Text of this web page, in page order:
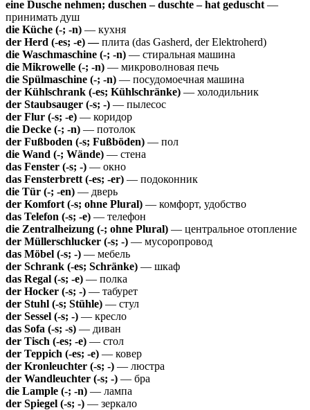
eine Dusche nehmen; duschen – duschte – hat geduscht —
принимать душ
die Küche (-; -n) — кухня
der Herd (-es; -e) —плита (das Gasherd, der Elektroherd)
die Waschmaschine (-; -n) — стиральная машина
die Mikrowelle (-; -n) — микроволновая печь
die Spülmaschine (-; -n) — посудомоечная машина
der Kühlschrank (-es; Kühlschränke) — холодильник
der Staubsauger (-s; -) — пылесос
der Flur (-s; -e) — коридор
die Decke (-; -n) — потолок
der Fußboden (-s; Fußböden) — пол
die Wand (-; Wände) — стена
das Fenster (-s; -) — окно
das Fensterbrett (-es; -er) — подоконник
die Tür (-; -en) — дверь
der Komfort (-s; ohne Plural) — комфорт, удобство
das Telefon (-s; -e) — телефон
die Zentralheizung (-; ohne Plural) — центральное отопление
der Müllerschlucker (-s; -) — мусоропровод
das Möbel (-s; -) — мебель
der Schrank (-es; Schränke) — шкаф
das Regal (-s; -e) — полка
der Hocker (-s; -) — табурет
der Stuhl (-s; Stühle) — стул
der Sessel (-s; -) — кресло
das Sofa (-s; -s) — диван
der Tisch (-es; -e) — стол
der Teppich (-es; -e) — ковер
der Kronleuchter (-s; -) — люстра
der Wandleuchter (-s; -) — бра
die Lample (-; -n) — лампа
der Spiegel (-s; -) — зеркало